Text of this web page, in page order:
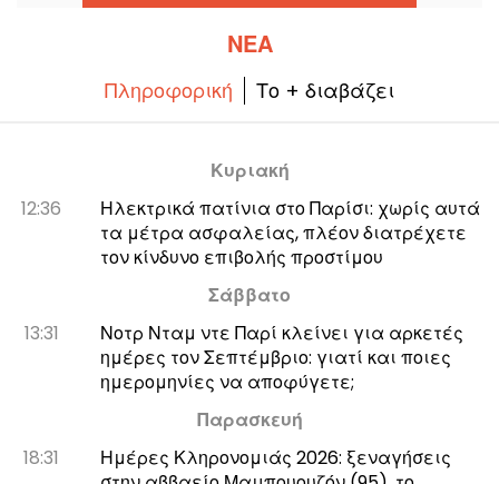
ΝΈΑ
Πληροφορική Το + διαβάζει
Κυριακή
12:36
Ηλεκτρικά πατίνια στο Παρίσι: χωρίς αυτά
τα μέτρα ασφαλείας, πλέον διατρέχετε
τον κίνδυνο επιβολής προστίμου
Σάββατο
13:31
Νοτρ Νταμ ντε Παρί κλείνει για αρκετές
ημέρες τον Σεπτέμβριο: γιατί και ποιες
ημερομηνίες να αποφύγετε;
Παρασκευή
18:31
Ημέρες Κληρονομιάς 2026: ξεναγήσεις